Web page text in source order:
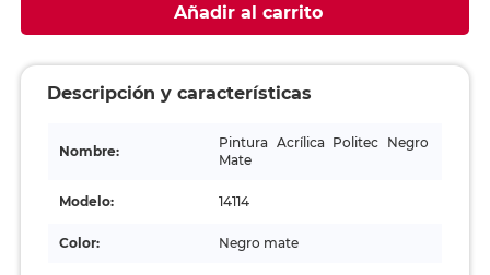
Añadir al carrito
Descripción y características
Nombre:
Pintura Acrílica Politec Negro
Mate
Modelo: 14114
Color: Negro mate